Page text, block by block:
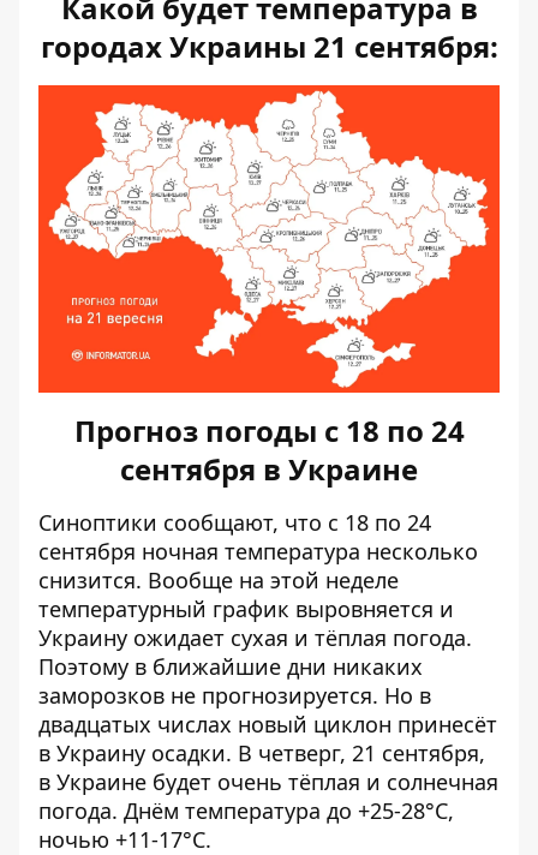
городах Украины 21 сентября:
Прогноз погоды с 18 по 24
сентября в Украине
Синоптики сообщают, что с 18 по 24
сентября ночная температура несколько
снизится. Вообще на этой неделе
температурный график выровняется и
Украину ожидает сухая и тёплая погода.
Поэтому в ближайшие дни никаких
заморозков не прогнозируется. Но в
двадцатых числах новый циклон принесёт
в Украину осадки. В четверг, 21 сентября,
в Украине будет очень тёплая и солнечная
погода. Днём температура до +25-28°С,
ночью +11-17°С.